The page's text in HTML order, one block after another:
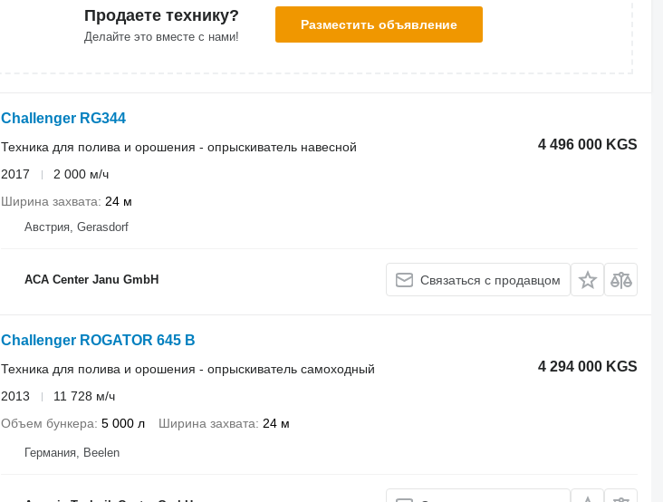
Продаете технику?
Делайте это вместе с нами!
Разместить объявление
Challenger RG344
4 496 000 KGS
Техника для полива и орошения - опрыскиватель навесной
2017
2 000 м/ч
Ширина захвата
24 м
Австрия, Gerasdorf
ACA Center Janu GmbH Связаться с продавцом
Challenger ROGATOR 645 B
4 294 000 KGS
Техника для полива и орошения - опрыскиватель самоходный
2013
11 728 м/ч
Объем бункера 5 000 л Ширина захвата 24 м
Германия, Beelen